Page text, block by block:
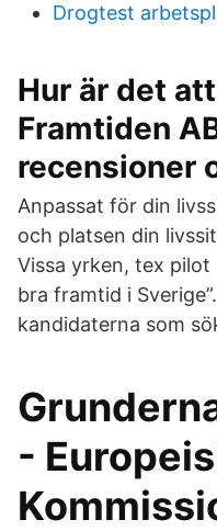
Drogtest
Hur är det
Framtiden
recensioner
Anpassat för din
och platsen din
Vissa yrken, tex
bra framtid i
kandidaterna som
-